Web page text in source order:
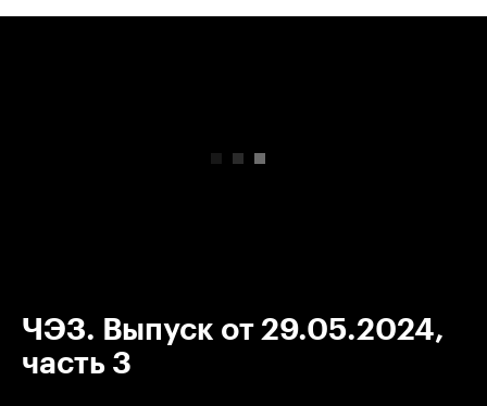
ЧЭЗ. Выпуск от 29.05.2024,
часть 3